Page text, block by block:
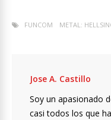
FUNCOM METAL:
Jose A. Castillo
Soy un apasionado
casi todos los que